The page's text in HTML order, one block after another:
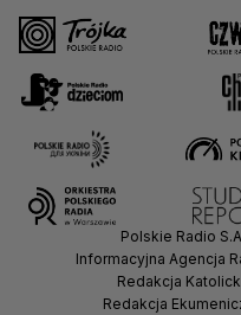
Polskie Radio
Informacyjna Agencja
Redakcja
Redakcja